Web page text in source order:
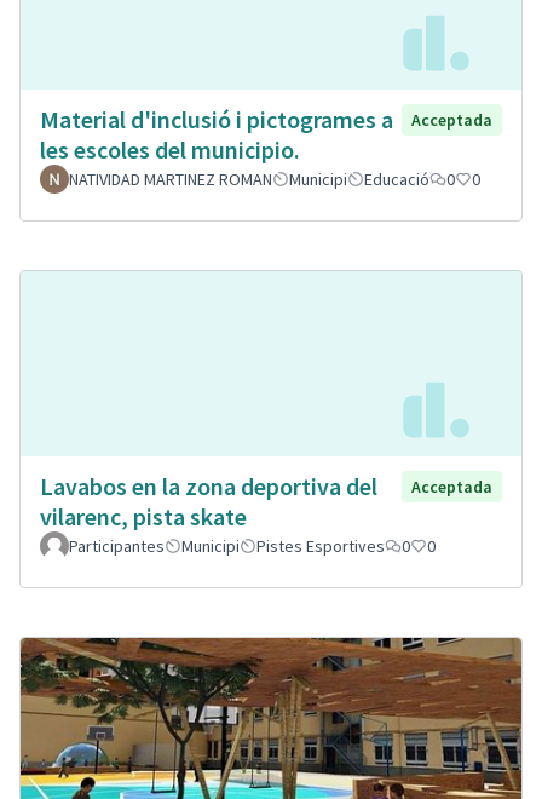
Material d'inclusió i pictogrames a
les escoles del municipio.
Acceptada
NATIVIDAD MARTINEZ ROMAN Municipi Educació 0 0
Lavabos en la zona deportiva del
vilarenc, pista skate
Acceptada
Participantes Municipi Pistes Esportives 0 0